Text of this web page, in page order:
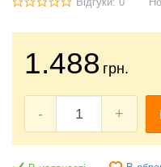
Відгуки: 0
1.488 грн.
- +